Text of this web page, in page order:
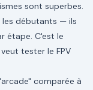
sont superbes.
les débutants — ils
étape. C'est le
tester le FPV
comparée à